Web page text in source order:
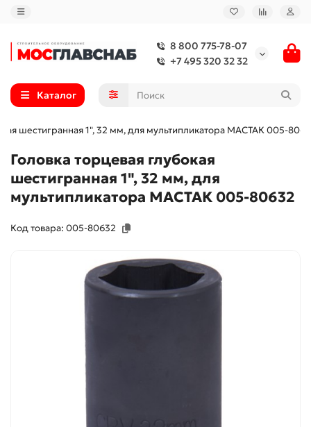
8 800 775-78-07
+7 495 320 32 32
Каталог
шестигранная 1", 32 мм, для мультипликатора МАСТАК 005-
Головка торцевая глубокая
шестигранная 1", 32 мм, для
мультипликатора МАСТАК 005-80632
Код товара: 005-80632